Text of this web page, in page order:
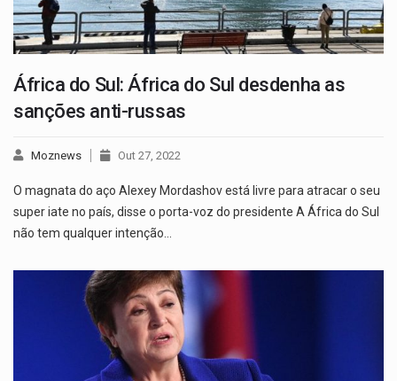
África do Sul: África do Sul desdenha as
sanções anti-russas
Moznews Out 27, 2022
O magnata do aço Alexey Mordashov está livre para atracar o seu
super iate no país, disse o porta-voz do presidente A África do Sul
não tem qualquer intenção…